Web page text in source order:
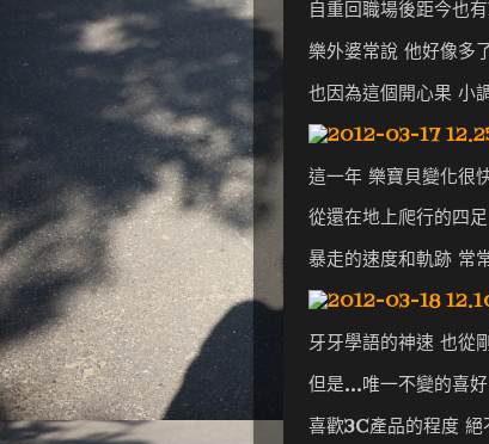
自重回職場後距今也
樂外婆常說 他好像多
也因為這個開心果 小
這一年 樂寶貝變化很
從還在地上爬行的四
暴走的速度和軌跡 常
牙牙學語的神速 也從
但是...唯一不變的喜
喜歡3C產品的程度 絕